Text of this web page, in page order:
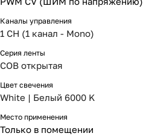
Каналы управления
1 CH (1 канал - Mono)
Серия ленты
COB открытая
Цвет свечения
White | Белый 6000 K
Место применения
Только в помещении